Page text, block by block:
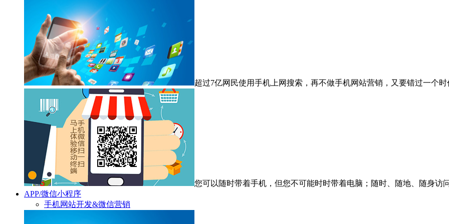
超过7亿网民使用手机上网搜索，再不做手机网站营销，又要错过一个时
您可以随时带着手机，但您不可能时时带着电脑；随时、随地、随身访
APP/微信小程序
手机网站开发&微信营销